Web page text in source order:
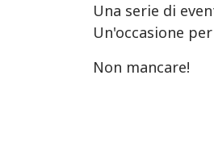
Una serie di
Un'occasione
Non mancare!